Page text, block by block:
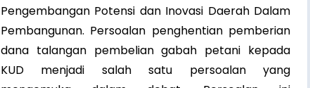
Pengembangan Potensi dan Inovasi Daerah Dalam
Pembangunan. Persoalan penghentian pemberian
dana talangan pembelian gabah petani kepada
KUD menjadi salah satu persoalan yang